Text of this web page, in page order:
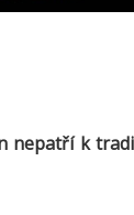
nepatří k